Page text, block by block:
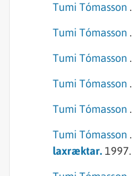
Tumi Tómasson .
Tumi Tómasson .
Tumi Tómasson .
Tumi Tómasson .
Tumi Tómasson .
Tumi Tómasson .
laxræktar.1997.